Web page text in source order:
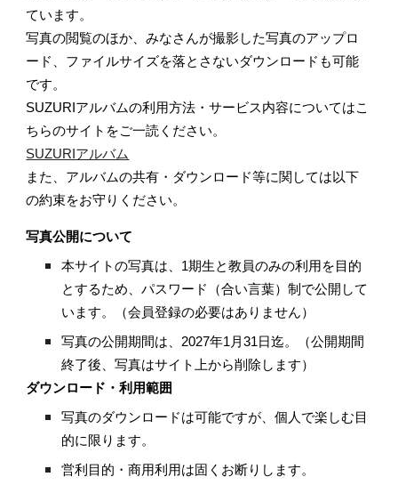
ています。
写真の閲覧のほか、みなさんが撮影した写真のアップロ
ード、ファイルサイズを落とさないダウンロードも可能
です。
SUZURIアルバムの利用方法・サービス内容についてはこ
ちらのサイトをご一読ください。
SUZURIアルバム
また、アルバムの共有・ダウンロード等に関しては以下
の約束をお守りください。
写真公開について
本サイトの写真は、1期生と教員のみの利用を目的
とするため、パスワード（合い言葉）制で公開して
います。（会員登録の必要はありません）
写真の公開期間は、2027年1月31日迄。（公開期間
終了後、写真はサイト上から削除します）
ダウンロード・利用範囲
写真のダウンロードは可能ですが、個人で楽しむ目
的に限ります。
営利目的・商用利用は固くお断りします。